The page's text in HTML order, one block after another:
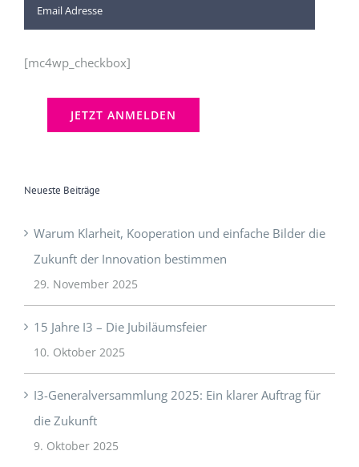
[mc4wp_checkbox]
Neueste Beiträge
Warum Klarheit, Kooperation und einfache Bilder die
Zukunft der Innovation bestimmen
29. November 2025
15 Jahre I3 – Die Jubiläumsfeier
10. Oktober 2025
I3-Generalversammlung 2025: Ein klarer Auftrag für
die Zukunft
9. Oktober 2025